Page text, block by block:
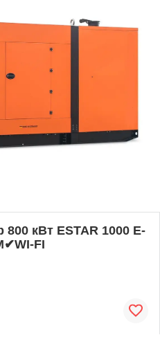
800 кВт ESTAR 1000 E-
FI